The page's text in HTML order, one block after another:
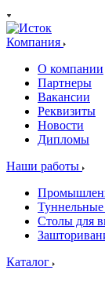
Компания
О компании
Партнеры
Вакансии
Реквизиты
Новости
Дипломы
Наши работы
Столы для
Каталог